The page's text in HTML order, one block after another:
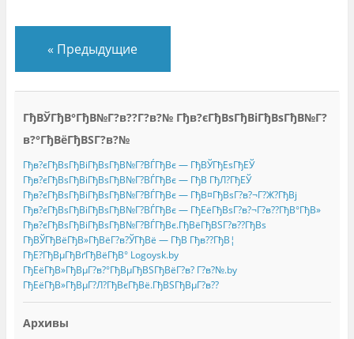
« Предыдущие
ГђВЎГђВ°ГђВ№Г?в??Г?в?№ Гђв?єГђВѕГђВіГђВѕГђВ№Г?
в?°ГђВёГђВЅГ?в?№
Гђв?єГђВѕГђВіГђВѕГђВ№Г?ВЃГђВє — ГђВЎГђЕѕГђЕЎ
Гђв?єГђВѕГђВіГђВѕГђВ№Г?ВЃГђВє — ГђВ ГђЛ?ГђЕЎ
Гђв?єГђВѕГђВіГђВѕГђВ№Г?ВЃГђВє — ГђВ¤ГђВѕГ?в?¬Г?Ж?ГђВј
Гђв?єГђВѕГђВіГђВѕГђВ№Г?ВЃГђВє — ГђЕёГђВѕГ?в?¬Г?в??ГђВ°ГђВ»
Гђв?єГђВѕГђВіГђВѕГђВ№Г?ВЃГђВє.ГђВёГђВЅГ?в??ГђВѕ
ГђВЎГђВёГђВ»ГђВёГ?в?ЎГђВё — ГђВ Гђв??ГђВ¦
ГђЕ?ГђВµГђВґГђВёГђВ° Logoysk.by
ГђЕёГђВ»ГђВµГ?в?°ГђВµГђВЅГђВёГ?в? Г?в?№.by
ГђЕёГђВ»ГђВµГ?Л?ГђВєГђВё.ГђВЅГђВµГ?в??
Архивы